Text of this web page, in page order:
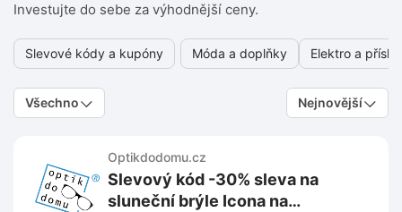
Slevové kódy a kupóny Móda a doplňky Elektro a
Investujte do sebe za výhodnější ceny.
Všechno Nejnovější
Optikdodomu.cz
Slevový kód -30% sleva na
sluneční brýle Icona na